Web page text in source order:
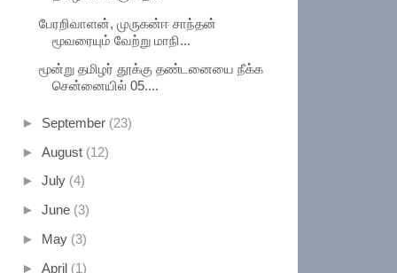
பேரறிவாளன், முருகன்ஈ சாந்தன்
மூவரையும் வேற்று மாநி...
மூன்று தமிழர் தூக்கு தண்டனையை நீக்க
சென்னையில் 05....
► September (23)
► August (12)
► July (4)
► June (3)
► May (3)
► April (1)